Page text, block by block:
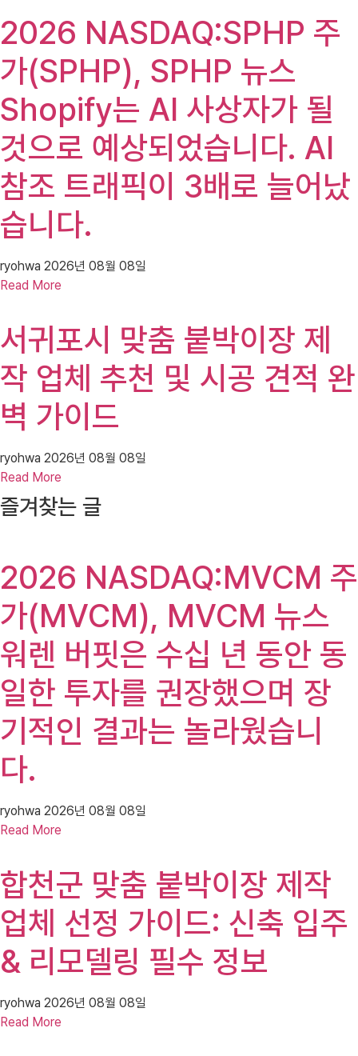
2026 NASDAQ:SPHP 주
가(SPHP), SPHP 뉴스
Shopify는 AI 사상자가 될
것으로 예상되었습니다. AI
참조 트래픽이 3배로 늘어났
습니다.
ryohwa 2026년 08월 08일
Read More
서귀포시 맞춤 붙박이장 제
작 업체 추천 및 시공 견적 완
벽 가이드
ryohwa 2026년 08월 08일
Read More
즐겨찾는 글
2026 NASDAQ:MVCM 주
가(MVCM), MVCM 뉴스
워렌 버핏은 수십 년 동안 동
일한 투자를 권장했으며 장
기적인 결과는 놀라웠습니
다.
ryohwa 2026년 08월 08일
Read More
합천군 맞춤 붙박이장 제작
업체 선정 가이드: 신축 입주
& 리모델링 필수 정보
ryohwa 2026년 08월 08일
Read More